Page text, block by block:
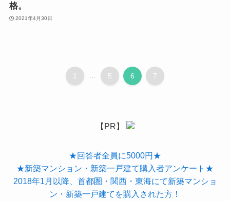
格。
2021年4月30日
1 5 6 7
【PR】
★回答者全員に5000円★
★新築マンション・新築一戸建て購入者アンケート★
2018年1月以降、首都圏・関西・東海にて新築マンショ
ン・新築一戸建てを購入された方！